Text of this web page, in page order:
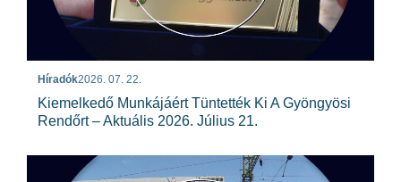
Híradók2026. 07. 22.
Kiemelkedő Munkájáért Tüntették Ki A Gyöngyösi
Rendőrt – Aktuális 2026. Július 21.